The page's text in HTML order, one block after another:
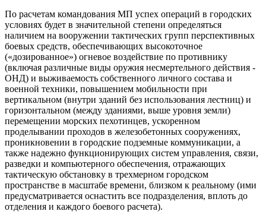
По расчетам командования МП успех операций в городских
условиях будет в значительной степени определяться
наличием на вооружении тактических групп перспективных
боевых средств, обеспечивающих высокоточное
(«дозированное») огневое воздействие по противнику
(включая различные виды оружия несмертельного действия -
ОНД) и выживаемость собственного личного состава и
военной техники, повышением мобильности при
вертикальном (внутри зданий без использования лестниц) и
горизонтальном (между зданиями, выше уровня земли)
перемещении морских пехотинцев, ускоренном
проделывании проходов в железобетонных сооружениях,
проникновении в городские подземные коммуникации, а
также надежно функционирующих систем управления, связи,
разведки и компьютерного обеспечения, отражающих
тактическую обстановку в трехмерном городском
пространстве в масштабе времени, близком к реальному (ими
предусматривается оснастить все подразделения, вплоть до
отделения и каждого боевого расчета).